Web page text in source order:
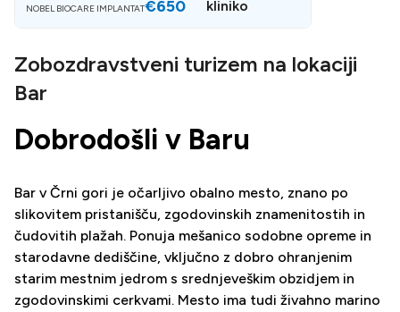
A
NOBEL BIOCARE IMPLANTAT€650
kliniko
Zobozdravstveni turizem na lokaciji
Bar
Dobrodošli v Baru
Bar v Črni gori je očarljivo obalno mesto, znano po
slikovitem pristanišču, zgodovinskih znamenitostih in
čudovitih plažah. Ponuja mešanico sodobne opreme in
starodavne dediščine, vključno z dobro ohranjenim
starim mestnim jedrom s srednjeveškim obzidjem in
zgodovinskimi cerkvami. Mesto ima tudi živahno marino